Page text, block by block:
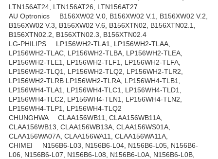
LTN156AT24, LTN156AT26, LTN156AT27
AU Optronics B156XW02 V.0, B156XW02 V.1, B156XW02 V.2,
B156XW02 V.3, B156XW02 V.6, B156XTN02, B156XTN02.1,
B156XTN02.2, B156XTN02.3, B156XTN02.4
LG-PHILIPS LP156WH2-TLA1, LP156WH2-TLAA,
LP156WH2-TLAC, LP156WH2-TLBA, LP156WH2-TLEA,
LP156WH2-TLE1, LP156WH2-TLF1, LP156WH2-TLFA,
LP156WH2-TLQ1, LP156WH2-TLQ2, LP156WH2-TLR2,
LP156WH2-TLRB LP156WH2-TLRA, LP156WH4-TLB1,
LP156WH4-TLA1, LP156WH4-TLC1, LP156WH4-TLD1,
LP156WH4-TLC2, LP156WH4-TLN1, LP156WH4-TLN2,
LP156WH4-TLP1, LP156WH4-TLQ2
CHUNGHWA CLAA156WB11, CLAA156WB11A,
CLAA156WB13, CLAA156WB13A, CLAA156WS01A,
CLAA156WA07A, CLAA156WA11, CLAA156WA11A,
CHIMEI N156B6-L03, N156B6-L04, N156B6-L05, N156B6-
L06, N156B6-L07, N156B6-L08, N156B6-L0A, N156B6-L0B,